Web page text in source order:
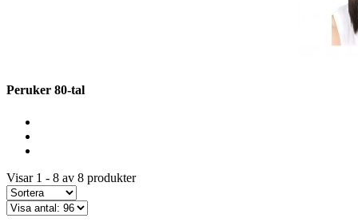
Peruker 80-tal
Visar 1 - 8 av 8 produkter